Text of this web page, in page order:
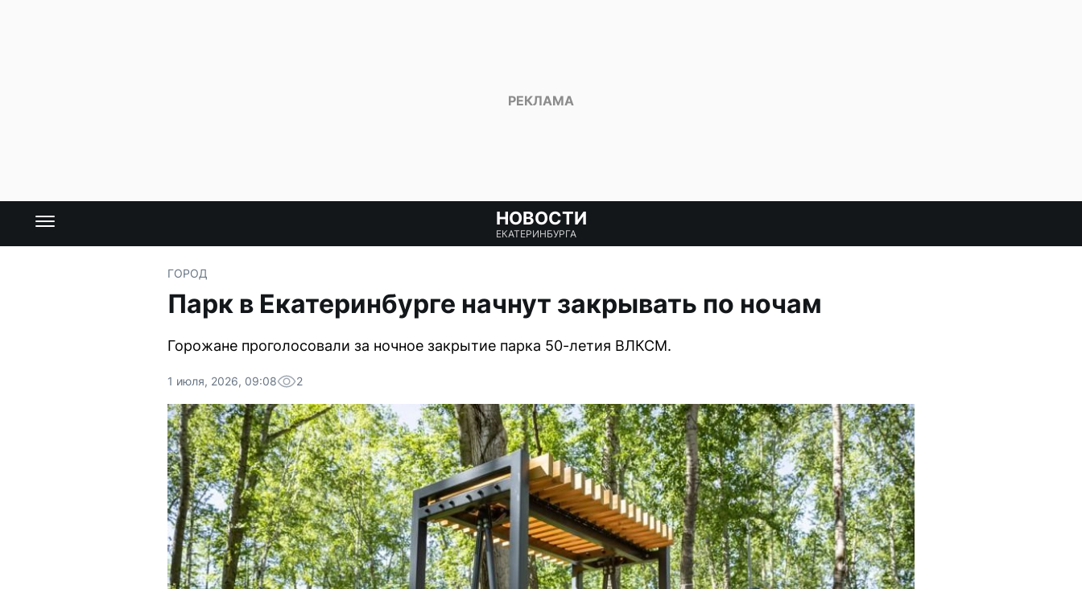
НОВОСТИ
ЕКАТЕРИНБУРГА
ГОРОД
Парк в Екатеринбурге начнут закрывать по ночам
Горожане проголосовали за ночное закрытие парка 50-летия ВЛКСМ.
1 июля, 2026, 09:08 2